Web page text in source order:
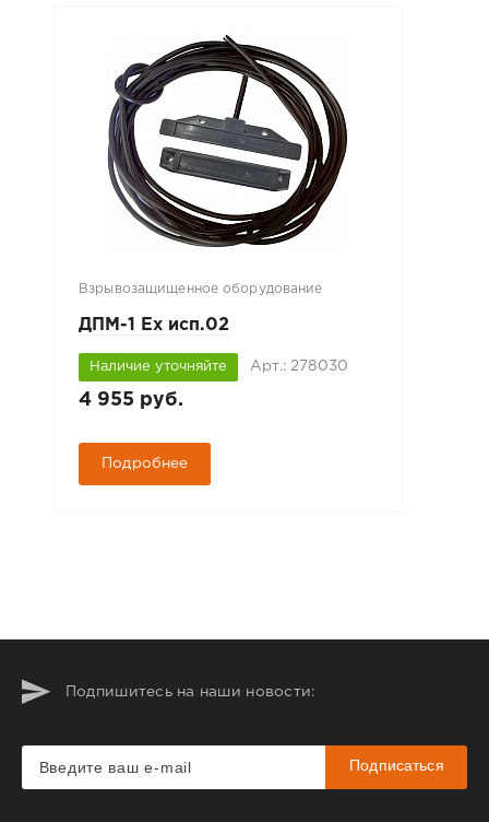
Взрывозащищенное оборудование
ДПМ-1 Ех исп.02
Наличие уточняйте Арт.: 278030
4 955 руб.
Подробнее
Подпишитесь на наши новости:
Подписаться